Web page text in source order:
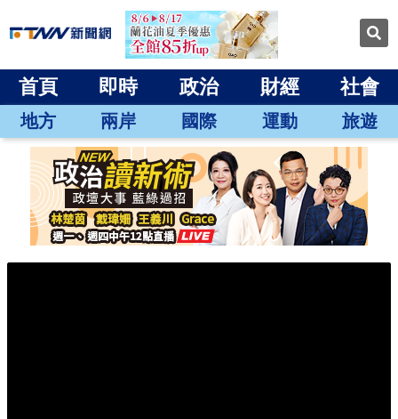
首頁 即時 政治 財經 社會
地方 兩岸 國際 運動 旅遊